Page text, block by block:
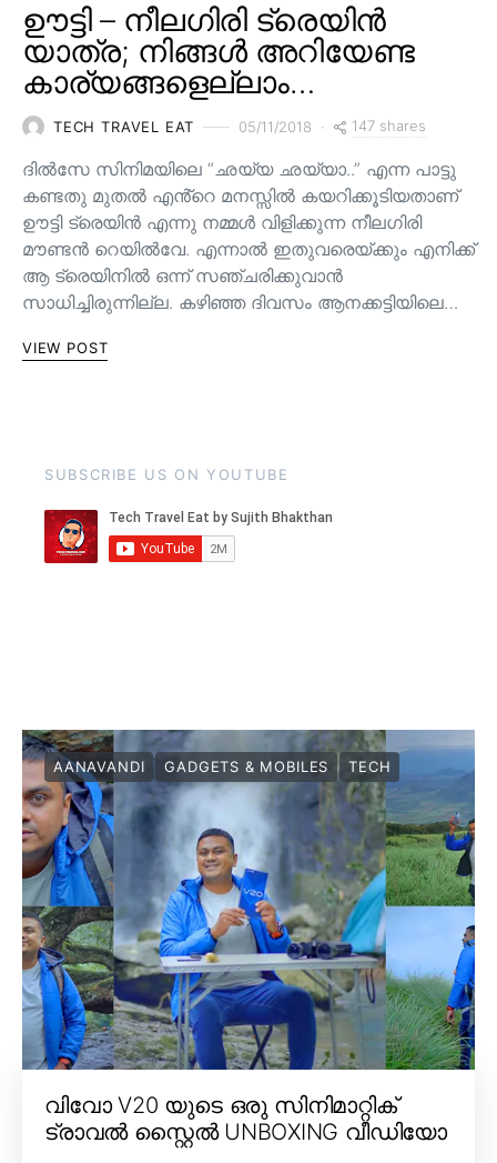
ഊട്ടി – നീലഗിരി ട്രെയിൻ
യാത്ര; നിങ്ങൾ അറിയേണ്ട
കാര്യങ്ങളെല്ലാം…
TECH TRAVEL EAT 05/11/2018 147 shares
ദിൽസേ സിനിമയിലെ “ഛയ്യ ഛയ്യാ..” എന്ന പാട്ടു
കണ്ടതു മുതൽ എൻ്റെ മനസ്സിൽ കയറിക്കൂടിയതാണ്
ഊട്ടി ട്രെയിൻ എന്നു നമ്മൾ വിളിക്കുന്ന നീലഗിരി
മൗണ്ടൻ റെയിൽവേ. എന്നാൽ ഇതുവരെയ്ക്കും എനിക്ക്
ആ ട്രെയിനിൽ ഒന്ന് സഞ്ചരിക്കുവാൻ
സാധിച്ചിരുന്നില്ല. കഴിഞ്ഞ ദിവസം ആനക്കട്ടിയിലെ…
VIEW POST
SUBSCRIBE US ON YOUTUBE
AANAVANDI GADGETS & MOBILES TECH
വിവോ V20 യുടെ ഒരു സിനിമാറ്റിക്
ട്രാവൽ സ്റ്റൈൽ UNBOXING വീഡിയോ